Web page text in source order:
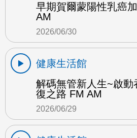
早期賀爾蒙陽性乳癌
AM
2026/06/30
健康生活館
解碼無管新人生~啟動
復之路 FM AM
2026/06/29